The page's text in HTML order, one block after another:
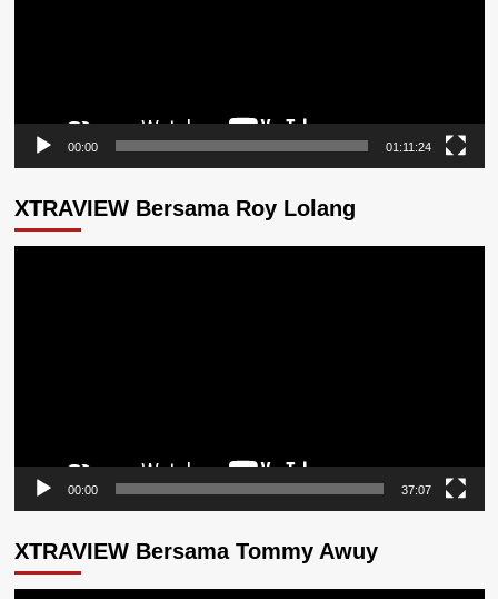
00:00 01:11:24
XTRAVIEW Bersama Roy Lolang
00:00 37:07
XTRAVIEW Bersama Tommy Awuy